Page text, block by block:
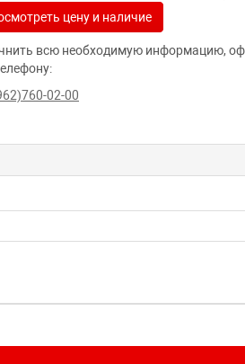
цену и наличие
всю необходимую информацию,
02-00